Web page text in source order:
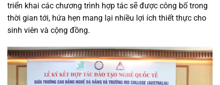
triển khai các chương trình hợp tác sẽ được công bố trong
thời gian tới, hứa hẹn mang lại nhiều lợi ích thiết thực cho
sinh viên và cộng đồng.